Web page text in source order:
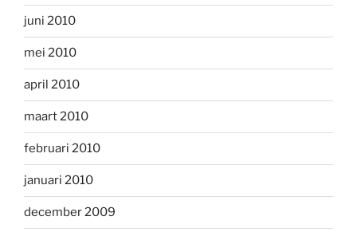
juni 2010
mei 2010
april 2010
maart 2010
februari 2010
januari 2010
december 2009